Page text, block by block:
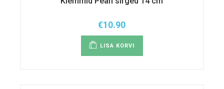
€10.90
LISA KORVI